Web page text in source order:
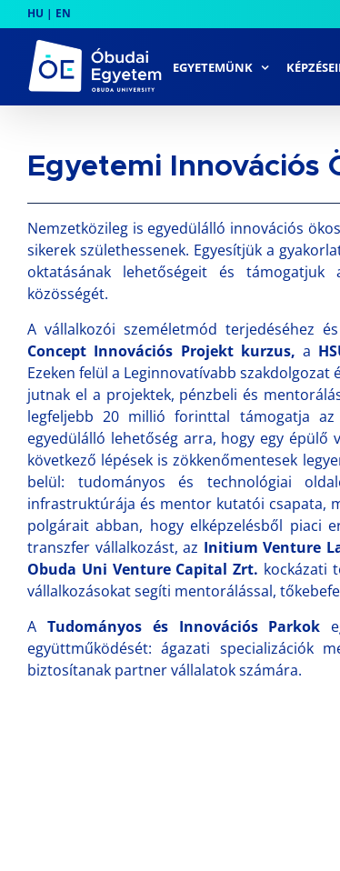
to
content
HU | EN
EGYETEMÜNK
Egyetemi Innovációs
Nemzetközileg is egyedülálló innovációs
sikerek születhessenek. Egyesítjük a
oktatásának lehetőségeit és
közösségét.
A vállalkozói személetmód terjedéséhez
Concept Innovációs Projekt kurzus, a
Ezeken felül a Leginnovatívabb
jutnak el a projektek, pénzbeli és
legfeljebb 20 millió forinttal támogatja
egyedülálló lehetőség arra, hogy egy épülő
következő lépések is zökkenőmentesek
belül: tudományos és technológiai
infrastruktúrája és mentor kutatói csapata,
polgárait abban, hogy elképzelésből piaci
transzfer vállalkozást, az Initium Venture
Obuda Uni Venture Capital Zrt. kockázati
vállalkozásokat segíti mentorálással,
A Tudományos és Innovációs Parkok
együttműködését: ágazati specializációk
biztosítanak partner vállalatok számára.